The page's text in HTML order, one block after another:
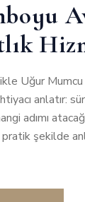
Uğur Mumcu
anlatır:
adımı
şekilde